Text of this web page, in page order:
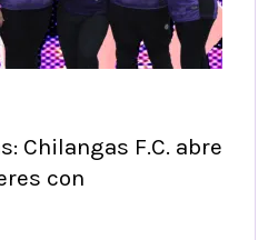
Chilangas F.C. abre
con